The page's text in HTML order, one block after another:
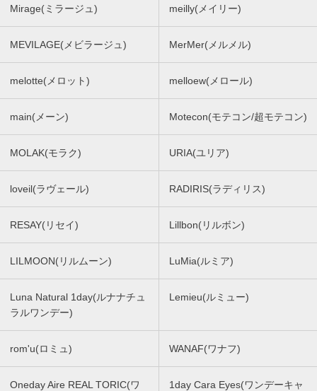
Mirage(ミラージュ) meilly(メイリー)
MEVILAGE(メビラージュ) MerMer(メルメル)
melotte(メロット) melloew(メロール)
main(メーン) Motecon(モテコン/超モテコン)
MOLAK(モラク) URIA(ユリア)
loveil(ラヴェール) RADIRIS(ラディリス)
RESAY(リセイ) Lillbon(リルボン)
LILMOON(リルムーン) LuMia(ルミア)
Luna Natural 1day(ルナナチュ
ラルワンデー)
Lemieu(ルミュー)
rom'u(ロミュ) WANAF(ワナフ)
Oneday Aire REAL TORIC(ワ
1day Cara Eyes(ワンデーキャ